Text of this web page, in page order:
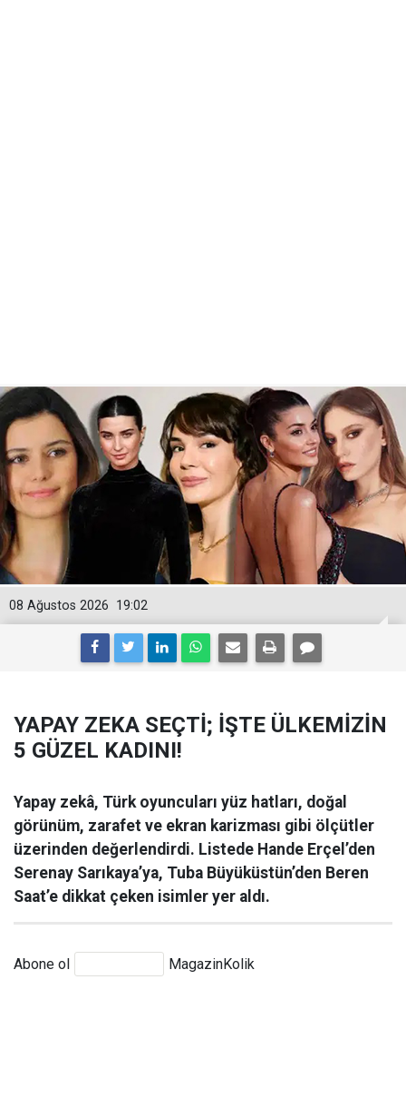
19:02
08 Ağustos 2026
YAPAY ZEKA SEÇTİ; İŞTE ÜLKEMİZİN
5 GÜZEL KADINI!
Yapay zekâ, Türk oyuncuları yüz hatları, doğal
görünüm, zarafet ve ekran karizması gibi ölçütler
üzerinden değerlendirdi. Listede Hande Erçel’den
Serenay Sarıkaya’ya, Tuba Büyüküstün’den Beren
Saat’e dikkat çeken isimler yer aldı.
Abone ol MagazinKolik